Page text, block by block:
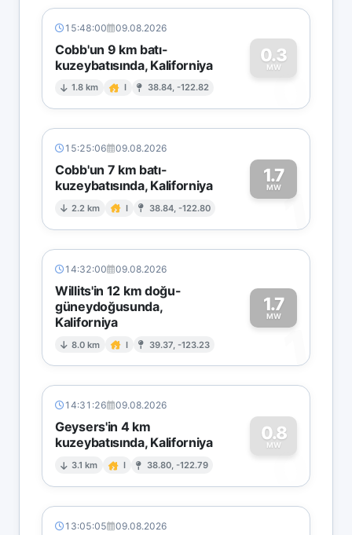
15:48:00 09.08.2026
Cobb'un 9 km batı-
kuzeybatısında, Kaliforniya
1.8 km I 38.84, -122.82
0.3
MW
0
15:25:06 09.08.2026
Cobb'un 7 km batı-
kuzeybatısında, Kaliforniya
2.2 km I 38.84, -122.80
1.7
MW1
14:32:00 09.08.2026
Willits'in 12 km doğu-
güneydoğusunda,
Kaliforniya
8.0 km I 39.37, -123.23
1.7
MW
1
14:31:26 09.08.2026
Geysers'in 4 km
kuzeybatısında, Kaliforniya
3.1 km I 38.80, -122.79
0.8
MW
0
13:05:05 09.08.2026